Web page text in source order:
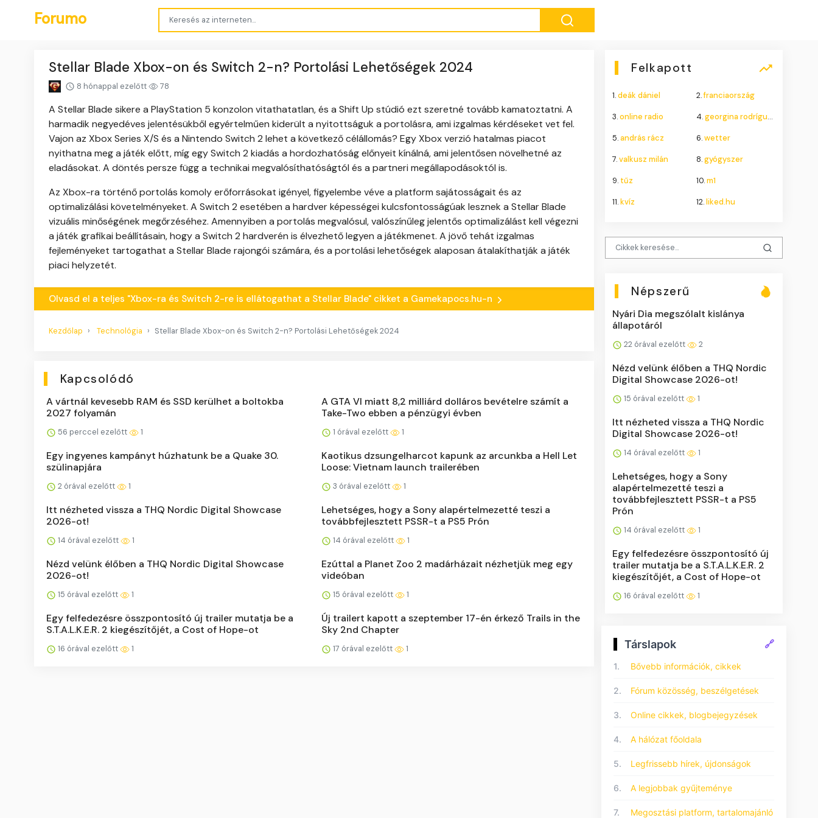
Forumo
Stellar Blade Xbox-on és Switch 2-n? Portolási Lehetőségek 2024
8 hónappal ezelőtt 78
A Stellar Blade sikere a PlayStation 5 konzolon vitathatatlan, és a Shift Up stúdió ezt szeretné tovább kamatoztatni. A
harmadik negyedéves jelentésükből egyértelműen kiderült a nyitottságuk a portolásra, ami izgalmas kérdéseket vet fel.
Vajon az Xbox Series X/S és a Nintendo Switch 2 lehet a következő célállomás? Egy Xbox verzió hatalmas piacot
nyithatna meg a játék előtt, míg egy Switch 2 kiadás a hordozhatóság előnyeit kínálná, ami jelentősen növelhetné az
eladásokat. A döntés persze függ a technikai megvalósíthatóságtól és a partneri megállapodásoktól is.
Az Xbox-ra történő portolás komoly erőforrásokat igényel, figyelembe véve a platform sajátosságait és az
optimalizálási követelményeket. A Switch 2 esetében a hardver képességei kulcsfontosságúak lesznek a Stellar Blade
vizuális minőségének megőrzéséhez. Amennyiben a portolás megvalósul, valószínűleg jelentős optimalizálást kell végezni
a játék grafikai beállításain, hogy a Switch 2 hardverén is élvezhető legyen a játékmenet. A jövő tehát izgalmas
fejleményeket tartogathat a Stellar Blade rajongói számára, és a portolási lehetőségek alaposan átalakíthatják a játék
piaci helyzetét.
Olvasd el a teljes "Xbox-ra és Switch 2-re is ellátogathat a Stellar Blade" cikket a Gamekapocs.hu-n
Kezdőlap Technológia Stellar Blade Xbox-on és Switch 2-n? Portolási Lehetőségek 2024
Kapcsolódó
A vártnál kevesebb RAM és SSD kerülhet a boltokba
2027 folyamán
56 perccel ezelőtt 1
A GTA VI miatt 8,2 milliárd dolláros bevételre számít a
Take-Two ebben a pénzügyi évben
1 órával ezelőtt 1
Egy ingyenes kampányt húzhatunk be a Quake 30.
szülinapjára
2 órával ezelőtt 1
Kaotikus dzsungelharcot kapunk az arcunkba a Hell Let
Loose: Vietnam launch trailerében
3 órával ezelőtt 1
Itt nézheted vissza a THQ Nordic Digital Showcase
2026-ot!
14 órával ezelőtt 1
Lehetséges, hogy a Sony alapértelmezetté teszi a
továbbfejlesztett PSSR-t a PS5 Prón
14 órával ezelőtt 1
Nézd velünk élőben a THQ Nordic Digital Showcase
2026-ot!
15 órával ezelőtt 1
Ezúttal a Planet Zoo 2 madárházait nézhetjük meg egy
videóban
15 órával ezelőtt 1
Egy felfedezésre összpontosító új trailer mutatja be a
S.T.A.L.K.E.R. 2 kiegészítőjét, a Cost of Hope-ot
16 órával ezelőtt 1
Új trailert kapott a szeptember 17-én érkező Trails in the
Sky 2nd Chapter
17 órával ezelőtt 1
Felkapott
1.deák dániel 2.franciaország
3.online radio 4.georgina rodríguez
5.andrás rácz 6.wetter
7.valkusz milán 8.gyógyszer
9. tűz 10.m1
11.kvíz 12.liked.hu
Népszerű
Nyári Dia megszólalt kislánya
állapotáról
22 órával ezelőtt 2
Nézd velünk élőben a THQ Nordic
Digital Showcase 2026-ot!
15 órával ezelőtt 1
Itt nézheted vissza a THQ Nordic
Digital Showcase 2026-ot!
14 órával ezelőtt 1
Lehetséges, hogy a Sony
alapértelmezetté teszi a
továbbfejlesztett PSSR-t a PS5
Prón
14 órával ezelőtt 1
Egy felfedezésre összpontosító új
trailer mutatja be a S.T.A.L.K.E.R. 2
kiegészítőjét, a Cost of Hope-ot
16 órával ezelőtt 1
Társlapok 🔗
1. Bővebb információk, cikkek
2. Fórum közösség, beszélgetések
3. Online cikkek, blogbejegyzések
4. A hálózat főoldala
5. Legfrissebb hírek, újdonságok
6. A legjobbak gyűjteménye
7. Megosztási platform, tartalomajánló